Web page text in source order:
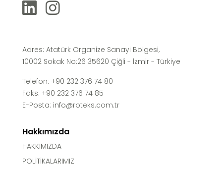
Adres: Atatürk Organize Sanayi Bölgesi,
10002 Sokak No:26 35620 Çiğli - İzmir - Türkiye
Telefon: +90 232 376 74 80
Faks: +90 232 376 74 85
E-Posta: info@roteks.com.tr
Hakkımızda
HAKKIMIZDA
POLİTİKALARIMIZ